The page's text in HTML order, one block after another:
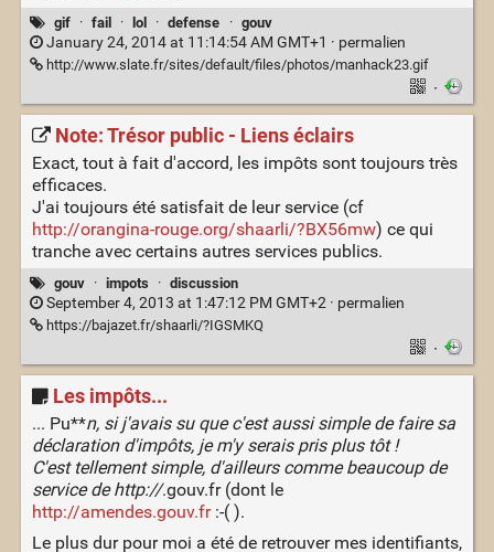
gif · fail · lol · defense · gouv
January 24, 2014 at 11:14:54 AM GMT+1 · permalien
http://www.slate.fr/sites/default/files/photos/manhack23.gif
·
Note: Trésor public - Liens éclairs
Exact, tout à fait d'accord, les impôts sont toujours très
efficaces.
J'ai toujours été satisfait de leur service (cf
http://orangina-rouge.org/shaarli/?BX56mw) ce qui
tranche avec certains autres services publics.
gouv · impots · discussion
September 4, 2013 at 1:47:12 PM GMT+2 · permalien
https://bajazet.fr/shaarli/?IGSMKQ
·
Les impôts...
... Pu**n, si j'avais su que c'est aussi simple de faire sa
déclaration d'impôts, je m'y serais pris plus tôt !
C'est tellement simple, d'ailleurs comme beaucoup de
service de http://.gouv.fr (dont le
http://amendes.gouv.fr:-( ).
Le plus dur pour moi a été de retrouver mes identifiants,